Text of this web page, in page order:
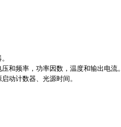
频率，功率因数，温度和输出电流。
动计数器、光源时间。